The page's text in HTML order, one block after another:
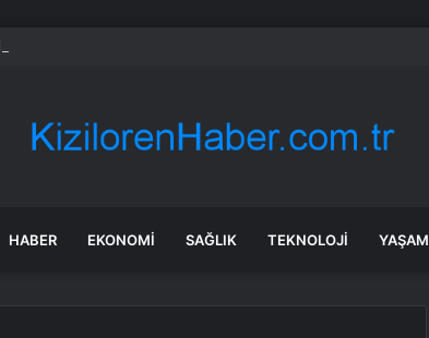
karar: Google Asistan 4 Eylül’de tarih oluyor
HABER EKONOMI SAĞLIK TEKNOLOJI YAŞAM